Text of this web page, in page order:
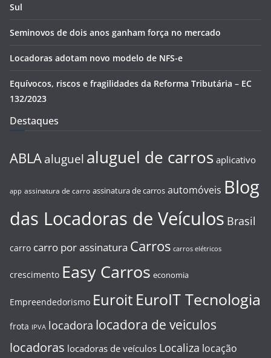
Sul
Seminovos de dois anos ganham força no mercado
Locadoras adotam novo modelo de NFS-e
Equívocos, riscos e fragilidades da Reforma Tributária – EC
132/2023
Destaques
ABLA aluguel aluguel de carros aplicativo
app assinatura de carro assinatura de carros automóveis Blog
das Locadoras de Veículos Brasil
carro carro por assinatura Carros carros elétricos
crescimento Easy Carros economia
Empreendedorismo Euroit EuroIT Tecnologia
frota IPVA locadora locadora de veiculos
locadoras locadoras de veículos Localiza locação